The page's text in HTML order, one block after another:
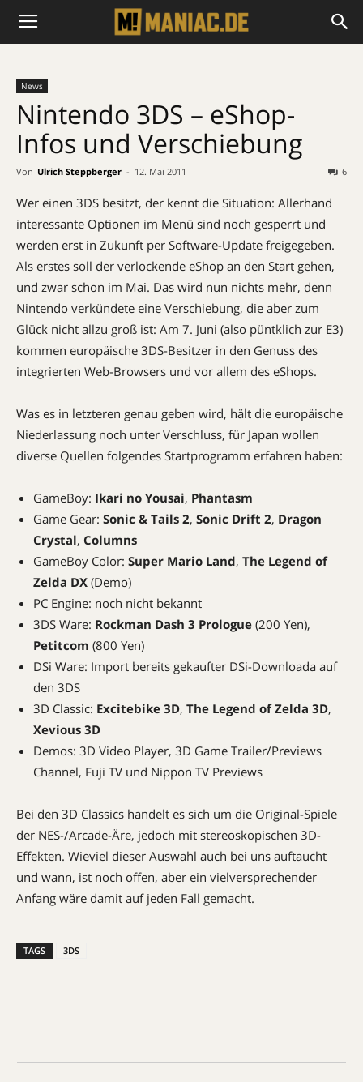
News
Nintendo 3DS – eShop-
Infos und Verschiebung
Von Ulrich Steppberger - 12. Mai 2011 6
Wer einen 3DS besitzt, der kennt die Situation: Allerhand
interessante Optionen im Menü sind noch gesperrt und
werden erst in Zukunft per Software-Update freigegeben.
Als erstes soll der verlockende eShop an den Start gehen,
und zwar schon im Mai. Das wird nun nichts mehr, denn
Nintendo verkündete eine Verschiebung, die aber zum
Glück nicht allzu groß ist: Am 7. Juni (also püntklich zur E3)
kommen europäische 3DS-Besitzer in den Genuss des
integrierten Web-Browsers und vor allem des eShops.
Was es in letzteren genau geben wird, hält die europäische
Niederlassung noch unter Verschluss, für Japan wollen
diverse Quellen folgendes Startprogramm erfahren haben:
GameBoy: Ikari no Yousai, Phantasm
Game Gear: Sonic & Tails 2, Sonic Drift 2, Dragon
Crystal, Columns
GameBoy Color: Super Mario Land, The Legend of
Zelda DX (Demo)
PC Engine: noch nicht bekannt
3DS Ware: Rockman Dash 3 Prologue (200 Yen),
Petitcom (800 Yen)
DSi Ware: Import bereits gekaufter DSi-Downloada auf
den 3DS
3D Classic: Excitebike 3D, The Legend of Zelda 3D,
Xevious 3D
Demos: 3D Video Player, 3D Game Trailer/Previews
Channel, Fuji TV und Nippon TV Previews
Bei den 3D Classics handelt es sich um die Original-Spiele
der NES-/Arcade-Äre, jedoch mit stereoskopischen 3D-
Effekten. Wieviel dieser Auswahl auch bei uns auftaucht
und wann, ist noch offen, aber ein vielversprechender
Anfang wäre damit auf jeden Fall gemacht.
TAGS 3DS